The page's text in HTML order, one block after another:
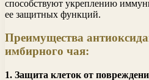
способствуют укреплению
ее защитных функций.
Преимущества
имбирного чая:
1. Защита клеток от